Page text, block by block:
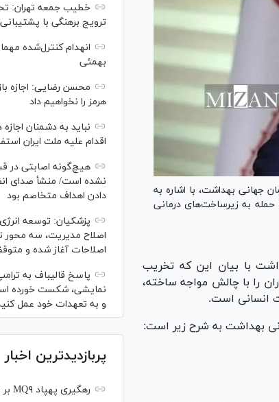
جهانی بهداشت، با اشاره به
به زیرساخت‌های درمانی
با بیان این که تخریب
را با چالش مواجه ساخته،
انسانی است.
بهداشت به شرح زیر است:
خطیب جمعه تهران:
ترویج برهنگی با
انهدام کنترل‌شده
بهمئی
محسن رضایی: اجازه
هرمز را نخواهیم داد
نباید به دشمنان
اقدام علیه ملت ایران
هیچ‌گونه اصابتی در
نشده است/ منشأ صدای
دادن اهداف متخاصم بود
پزشکیان: توسعه
اصلاح مدیریت، سه محور
اصلاحات آغاز شده و
پاسخ قالیباف به
نمایشی، شکست خورده
و به تعهدات خود عمل
پربازدیدترین اخبار
رهگیری پهپاد MQ۹ بر فراز تنگه هرمز